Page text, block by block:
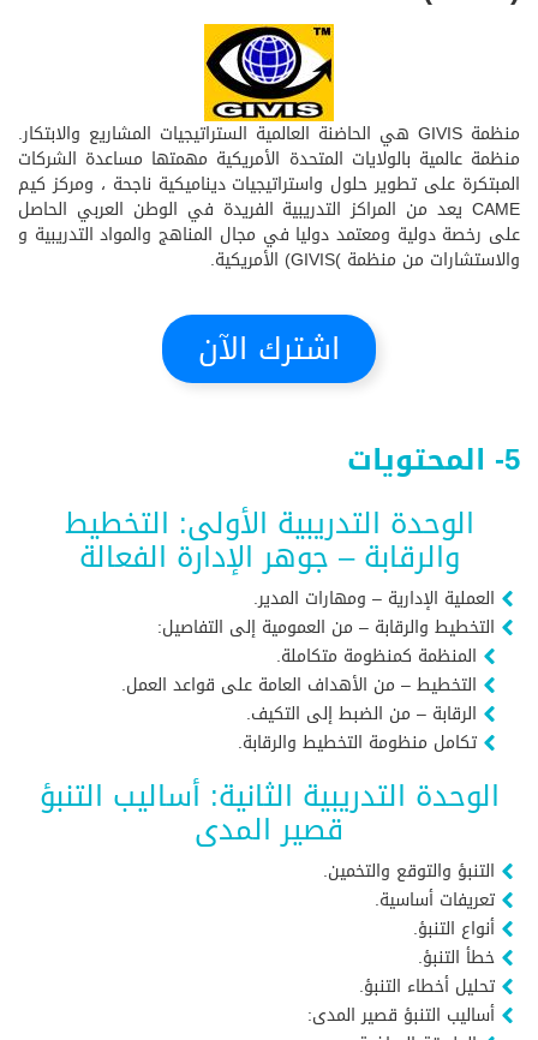
منظمة GIVIS هي الحاضنة العالمية الستراتيجيات المشاريع والابتكار.
منظمة عالمية بالولايات المتحدة الأمريكية مهمتها مساعدة الشركات
المبتكرة على تطوير حلول واستراتيجيات ديناميكية ناجحة ، ومركز كيم
CAME يعد من المراكز التدريبية الفريدة في الوطن العربي الحاصل
على رخصة دولية ومعتمد دوليا في مجال المناهج والمواد التدريبية و
والاستشارات من منظمة )GIVIS) الأمريكية.
اشترك الآن
5- المحتويات
الوحدة التدريبية الأولى: التخطيط
والرقابة – جوهر الإدارة الفعالة
العملية الإدارية – ومهارات المدير.
التخطيط والرقابة – من العمومية إلى التفاصيل:
المنظمة كمنظومة متكاملة.
التخطيط – من الأهداف العامة على قواعد العمل.
الرقابة – من الضبط إلى التكيف.
تكامل منظومة التخطيط والرقابة.
الوحدة التدريبية الثانية: أساليب التنبؤ
قصير المدى
التنبؤ والتوقع والتخمين.
تعريفات أساسية.
أنواع التنبؤ.
خطأ التنبؤ.
تحليل أخطاء التنبؤ.
أساليب التنبؤ قصير المدى: